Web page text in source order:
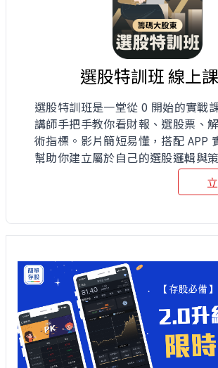
選股特訓班 線上
選股特訓班是一堂從 0 開始的實戰
講師手把手教你看財報、選股票、
術指標。影片簡短易懂，搭配 APP
幫助你建立屬於自己的選股邏輯與策